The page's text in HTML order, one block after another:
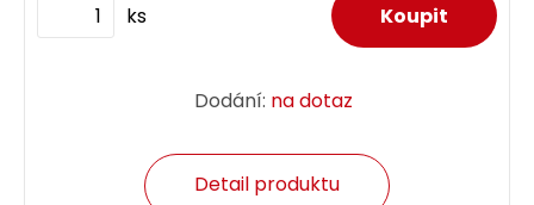
ks
Dodání: na dotaz
Detail produktu